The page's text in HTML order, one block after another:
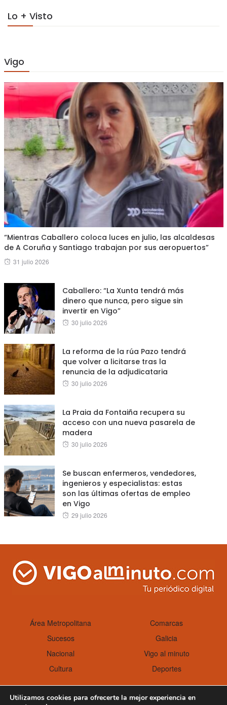
Lo + Visto
Vigo
“Mientras Caballero coloca luces en julio, las alcaldesas
de A Coruña y Santiago trabajan por sus aeropuertos”
Posted
31 julio 2026
Caballero: “La Xunta tendrá más
dinero que nunca, pero sigue sin
invertir en Vigo”
Posted
30 julio 2026
La reforma de la rúa Pazo tendrá
que volver a licitarse tras la
renuncia de la adjudicataria
Posted
30 julio 2026
La Praia da Fontaiña recupera su
acceso con una nueva pasarela de
madera
Posted
30 julio 2026
Se buscan enfermeros, vendedores,
ingenieros y especialistas: estas
son las últimas ofertas de empleo
en Vigo
Posted
29 julio 2026
Área Metropolitana
Comarcas
Sucesos
Galicia
Nacional
Vigo al minuto
Cultura
Deportes
Utilizamos cookies para ofrecerte la mejor experiencia en